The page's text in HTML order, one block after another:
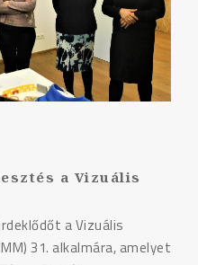
a Vizuális
a Vizuális
31. alkalmára, amelyet